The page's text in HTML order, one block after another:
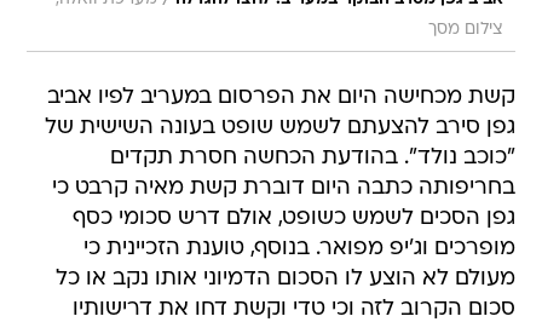
צילום מסך
קשת מכחישה היום את הפרסום במעריב לפיו אביב
גפן סירב להצעתם לשמש שופט בעונה השישית של
"כוכב נולד". בהודעת הכחשה חסרת תקדים
בחריפותה כתבה היום דוברת קשת מאיה קרבט כי
גפן הסכים לשמש כשופט, אולם דרש סכומי כסף
מופרכים וג'יפ מפואר. בנוסף, טוענת הזכיינית כי
מעולם לא הוצע לו הסכום הדמיוני אותו נקב או כל
סכום הקרוב לזה וכי טדי וקשת דחו את דרישותיו